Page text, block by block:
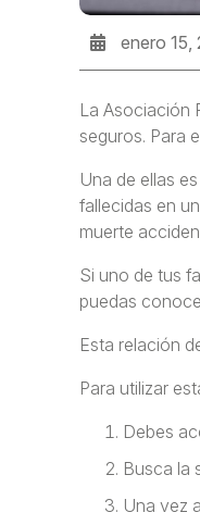
enero 15,
La Asociación
seguros. Para
Una de ellas
fallecidas en
muerte
Si uno de tus
puedas
Esta relación
Para utilizar
Debes
Busca la
Una vez